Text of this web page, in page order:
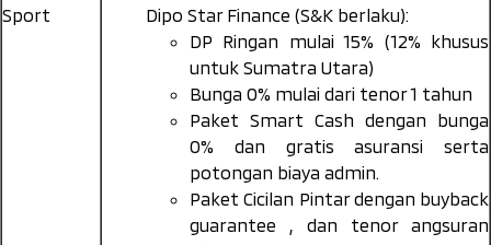
Sport
Dipo Star Finance (S&K berlaku):
DP Ringan mulai 15% (12% khusus
untuk Sumatra Utara)
Bunga 0% mulai dari tenor 1 tahun
Paket Smart Cash dengan bunga
0% dan gratis asuransi serta
potongan biaya admin.
Paket Cicilan Pintar dengan buyback
guarantee , dan tenor angsuran